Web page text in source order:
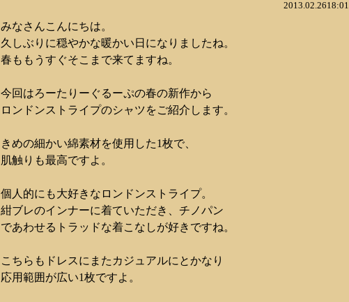
2013.02.2618:01
みなさんこんにちは。
久しぶりに穏やかな暖かい日になりましたね。
春ももうすぐそこまで来てますね。
今回はろーたりーぐるーぷの春の新作から
ロンドンストライプのシャツをご紹介します。
きめの細かい綿素材を使用した1枚で、
肌触りも最高ですよ。
個人的にも大好きなロンドンストライプ。
紺ブレのインナーに着ていただき、チノパン
であわせるトラッドな着こなしが好きですね。
こちらもドレスにまたカジュアルにとかなり
応用範囲が広い1枚ですよ。